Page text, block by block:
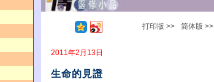
打印版 >> 简体版 >>
2011年2月13日
生命的見證